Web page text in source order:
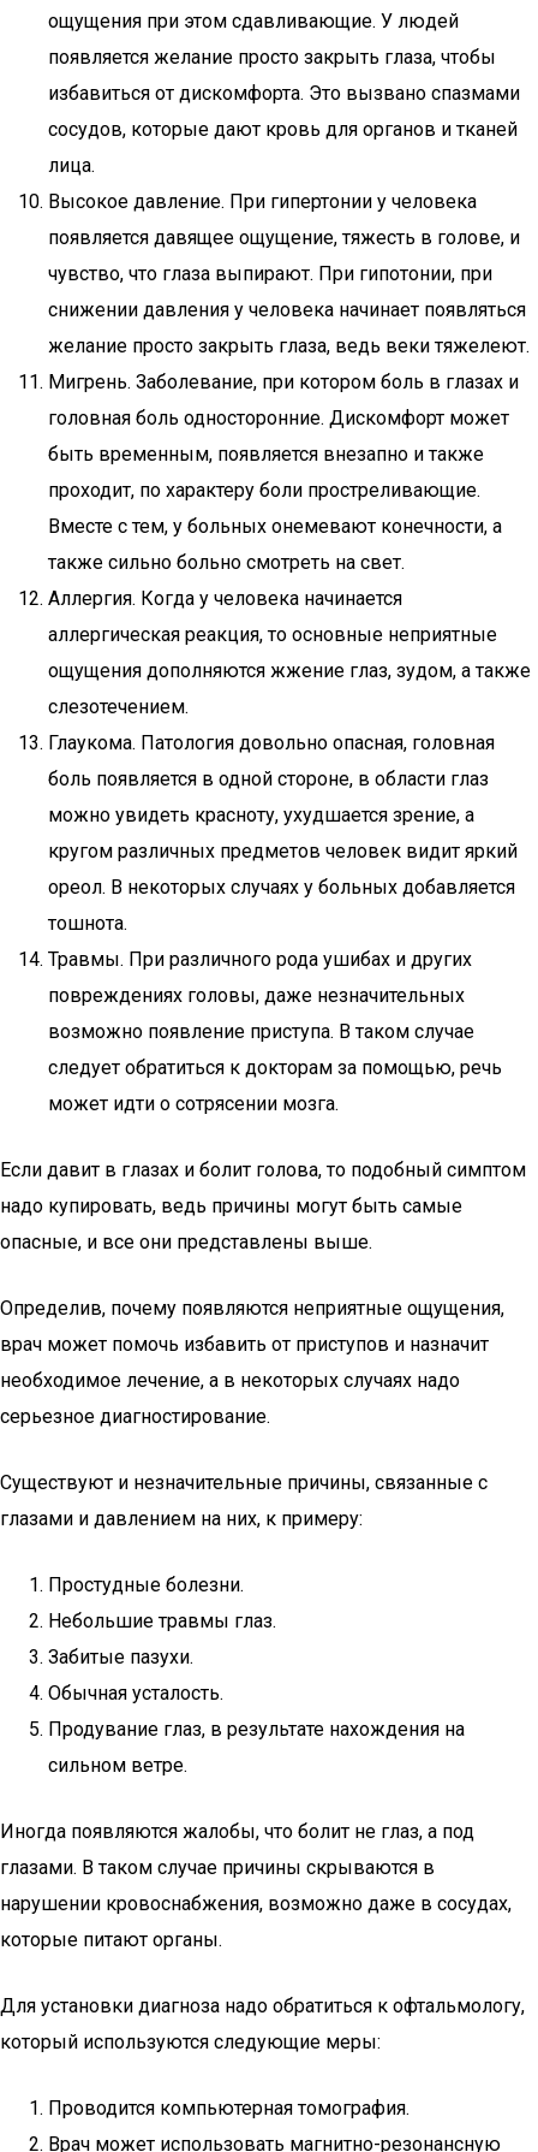
ощущения при этом сдавливающие. У людей
появляется желание просто закрыть глаза, чтобы
избавиться от дискомфорта. Это вызвано спазмами
сосудов, которые дают кровь для органов и тканей
лица.
Высокое давление. При гипертонии у человека
появляется давящее ощущение, тяжесть в голове, и
чувство, что глаза выпирают. При гипотонии, при
снижении давления у человека начинает появляться
желание просто закрыть глаза, ведь веки тяжелеют.
Мигрень. Заболевание, при котором боль в глазах и
головная боль односторонние. Дискомфорт может
быть временным, появляется внезапно и также
проходит, по характеру боли простреливающие.
Вместе с тем, у больных онемевают конечности, а
также сильно больно смотреть на свет.
Аллергия. Когда у человека начинается
аллергическая реакция, то основные неприятные
ощущения дополняются жжение глаз, зудом, а также
слезотечением.
Глаукома. Патология довольно опасная, головная
боль появляется в одной стороне, в области глаз
можно увидеть красноту, ухудшается зрение, а
кругом различных предметов человек видит яркий
ореол. В некоторых случаях у больных добавляется
тошнота.
Травмы. При различного рода ушибах и других
повреждениях головы, даже незначительных
возможно появление приступа. В таком случае
следует обратиться к докторам за помощью, речь
может идти о сотрясении мозга.
Если давит в глазах и болит голова, то подобный симптом
надо купировать, ведь причины могут быть самые
опасные, и все они представлены выше.
Определив, почему появляются неприятные ощущения,
врач может помочь избавить от приступов и назначит
необходимое лечение, а в некоторых случаях надо
серьезное диагностирование.
Существуют и незначительные причины, связанные с
глазами и давлением на них, к примеру:
Простудные болезни.
Небольшие травмы глаз.
Забитые пазухи.
Обычная усталость.
Продувание глаз, в результате нахождения на
сильном ветре.
Иногда появляются жалобы, что болит не глаз, а под
глазами. В таком случае причины скрываются в
нарушении кровоснабжения, возможно даже в сосудах,
которые питают органы.
Для установки диагноза надо обратиться к офтальмологу,
который используются следующие меры:
Проводится компьютерная томография.
Врач может использовать магнитно-резонансную